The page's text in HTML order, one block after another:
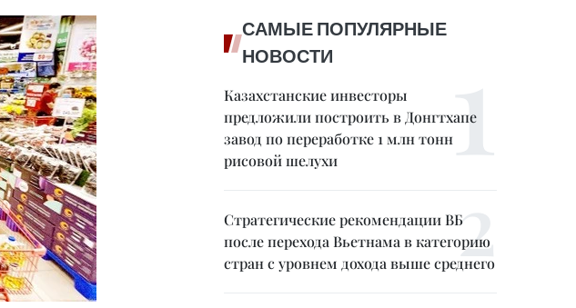
САМЫЕ ПОПУЛЯРНЫЕ
НОВОСТИ
Казахстанские инвесторы
предложили построить в Донгтхапе
завод по переработке 1 млн тонн
рисовой шелухи
Стратегические рекомендации ВБ
после перехода Вьетнама в категорию
стран с уровнем дохода выше среднего